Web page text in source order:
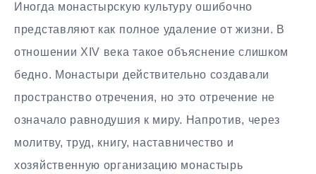
Иногда монастырскую культуру ошибочно
представляют как полное удаление от жизни. В
отношении XIV века такое объяснение слишком
бедно. Монастыри действительно создавали
пространство отречения, но это отречение не
означало равнодушия к миру. Напротив, через
молитву, труд, книгу, наставничество и
хозяйственную организацию монастырь